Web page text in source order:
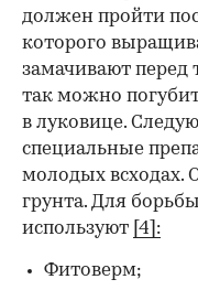
должен пройти
которого
замачивают перед
так можно
в луковице.
специальные
молодых всходах.
грунта. Для
используют [4]:
Фитоверм;